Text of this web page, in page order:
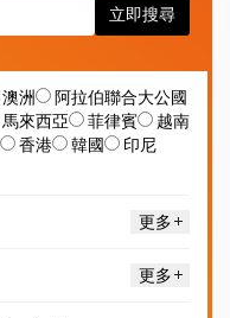
立即搜尋
澳洲
阿拉伯聯合大公國
馬來西亞 菲律賓
越南
香港 韓國
印尼
更多
更多